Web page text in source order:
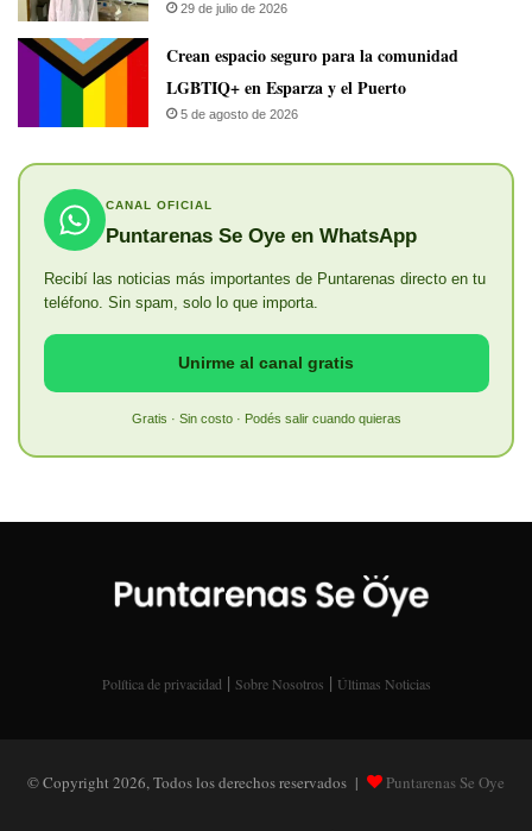
29 de julio de 2026
Crean espacio seguro para la comunidad
LGBTIQ+ en Esparza y el Puerto
5 de agosto de 2026
CANAL OFICIAL
Puntarenas Se Oye en WhatsApp
Recibí las noticias más importantes de Puntarenas directo en tu
teléfono. Sin spam, solo lo que importa.
Unirme al canal gratis
Gratis · Sin costo · Podés salir cuando quieras
Política de privacidad | Sobre Nosotros | Últimas Noticias
© Copyright 2026, Todos los derechos reservados | Puntarenas Se Oye